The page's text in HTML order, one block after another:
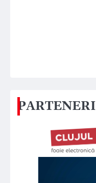
PARTENERI